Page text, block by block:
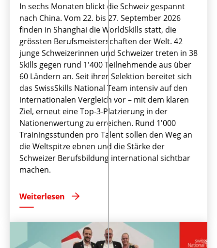
In sechs Monaten blickt die Schweiz gespannt
nach China. Vom 22. bis 27. September 2026
finden in Shanghai die WorldSkills statt, die
grössten Berufsmeisterschaften der Welt. 42
junge Schweizerinnen und Schweizer treten in 38
Skills gegen rund 1'400 Teilnehmende aus über
60 Ländern an. Seit ihrer Selektion bereitet sich
das SwissSkills National Team intensiv auf den
internationalen Vergleich vor – mit dem klaren
Ziel, erneut eine Top-3-Platzierung in der
Nationenwertung zu erreichen. Rund 1'000
Trainingsstunden pro Talent sollen den Weg an
die Weltspitze ebnen und die Stärke der
Schweizer Berufsbildung international sichtbar
machen.
Weiterlesen